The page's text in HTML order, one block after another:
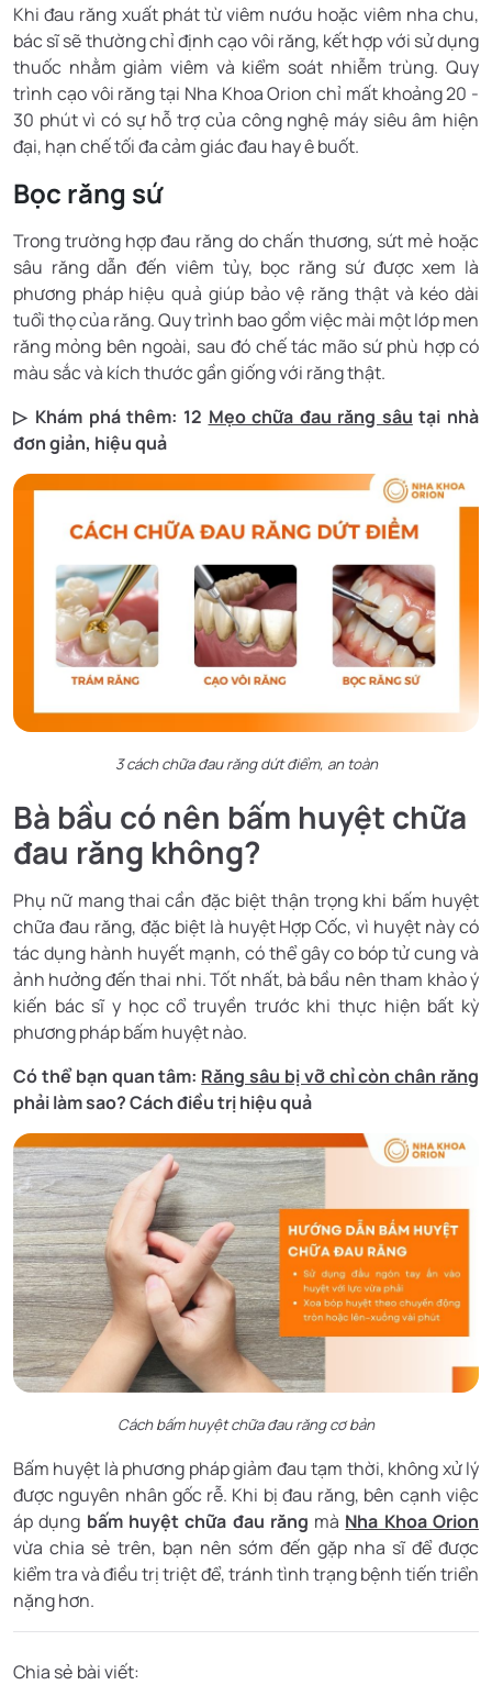
Khi đau răng xuất phát từ viêm nướu hoặc viêm nha chu,
bác sĩ sẽ thường chỉ định cạo vôi răng, kết hợp với sử dụng
thuốc nhằm giảm viêm và kiểm soát nhiễm trùng. Quy
trình cạo vôi răng tại Nha Khoa Orion chỉ mất khoảng 20 -
30 phút vì có sự hỗ trợ của công nghệ máy siêu âm hiện
đại, hạn chế tối đa cảm giác đau hay ê buốt.
Bọc răng sứ
Trong trường hợp đau răng do chấn thương, sứt mẻ hoặc
sâu răng dẫn đến viêm tủy, bọc răng sứ được xem là
phương pháp hiệu quả giúp bảo vệ răng thật và kéo dài
tuổi thọ của răng. Quy trình bao gồm việc mài một lớp men
răng mỏng bên ngoài, sau đó chế tác mão sứ phù hợp có
màu sắc và kích thước gần giống với răng thật.
▷ Khám phá thêm: 12 Mẹo chữa đau răng sâu tại nhà
đơn giản, hiệu quả
3 cách chữa đau răng dứt điểm, an toàn
Bà bầu có nên bấm huyệt chữa
đau răng không?
Phụ nữ mang thai cần đặc biệt thận trọng khi bấm huyệt
chữa đau răng, đặc biệt là huyệt Hợp Cốc, vì huyệt này có
tác dụng hành huyết mạnh, có thể gây co bóp tử cung và
ảnh hưởng đến thai nhi. Tốt nhất, bà bầu nên tham khảo ý
kiến bác sĩ y học cổ truyền trước khi thực hiện bất kỳ
phương pháp bấm huyệt nào.
Có thể bạn quan tâm: Răng sâu bị vỡ chỉ còn chân răng
phải làm sao? Cách điều trị hiệu quả
Cách bấm huyệt chữa đau răng cơ bản
Bấm huyệt là phương pháp giảm đau tạm thời, không xử lý
được nguyên nhân gốc rễ. Khi bị đau răng, bên cạnh việc
áp dụng bấm huyệt chữa đau răng mà Nha Khoa Orion
vừa chia sẻ trên, bạn nên sớm đến gặp nha sĩ để được
kiểm tra và điều trị triệt để, tránh tình trạng bệnh tiến triển
nặng hơn.
Chia sẻ bài viết: